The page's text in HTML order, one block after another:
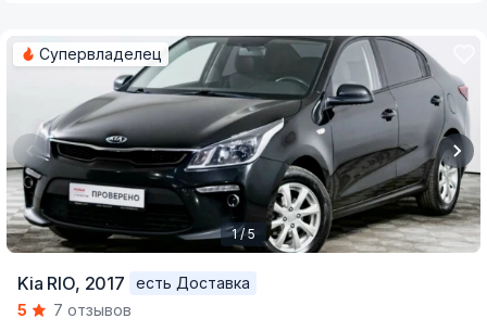
of
Супервладелец
1 / 5
Kia RIO, 2017
есть Доставка
5
7 отзывов